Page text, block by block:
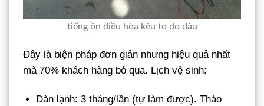
tiếng ồn điều hòa kêu to do đâu
Đây là biện pháp đơn giản nhưng hiệu quả nhất
mà 70% khách hàng bỏ qua. Lịch vệ sinh:
Dàn lạnh: 3 tháng/lần (tự làm được). Tháo